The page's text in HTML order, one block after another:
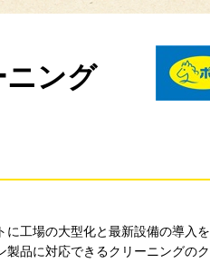
ニング
に工場の大型化と最新設備の導入を
品に対応できるクリーニングのク